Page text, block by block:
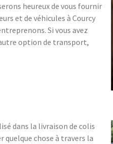
heureux de vous fournir
et de véhicules à Courcy
Si vous avez
option de transport,
dans la livraison de colis
quelque chose à travers la